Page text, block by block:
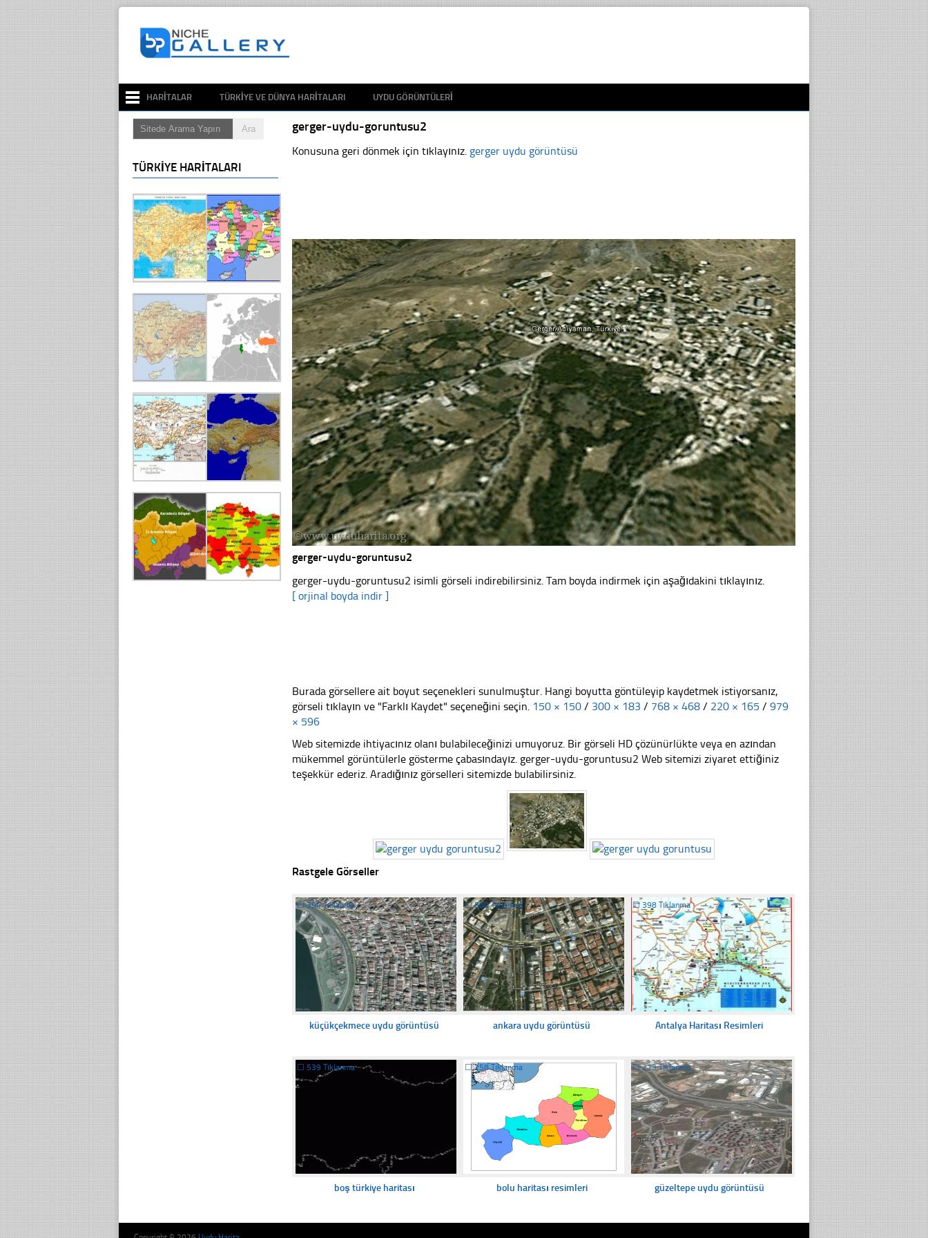
HARITALAR TÜRKIYE VE DÜNYA HARITALARI UYDU GÖRÜNTÜLERI
gerger-uydu-goruntusu2
Konusuna geri dönmek için tıklayınız. gerger uydu görüntüsü
gerger-uydu-goruntusu2
gerger-uydu-goruntusu2 isimli görseli indirebilirsiniz. Tam boyda indirmek için aşağıdakini tıklayınız.
[ orjinal boyda indir ]
Burada görsellere ait boyut seçenekleri sunulmuştur. Hangi boyutta göntüleyip kaydetmek istiyorsanız,
görseli tıklayın ve "Farklı Kaydet" seçeneğini seçin. 150 × 150 / 300 × 183 / 768 × 468 / 220 × 165 / 979
× 596
Web sitemizde ihtiyacınız olanı bulabileceğinizi umuyoruz. Bir görseli HD çözünürlükte veya en azından
mükemmel görüntülerle gösterme çabasındayız. gerger-uydu-goruntusu2 Web sitemizi ziyaret ettiğiniz
teşekkür ederiz. Aradığınız görselleri sitemizde bulabilirsiniz.
Rastgele Görseller
☐394 Tıklanma
küçükçekmece uydu görüntüsü
☐500 Tıklanma
ankara uydu görüntüsü
☐ 398 Tıklanma
Antalya Haritası Resimleri
☐ 539 Tıklanma
boş türkiye haritası
☐258 Tıklanma
bolu haritası resimleri
☐213 Tıklanma
güzeltepe uydu görüntüsü
TÜRKIYE HARITALARI